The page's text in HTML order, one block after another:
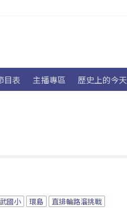
目表 主播專區 歷史上的今天
國小 環島 直排輪路溜挑戰